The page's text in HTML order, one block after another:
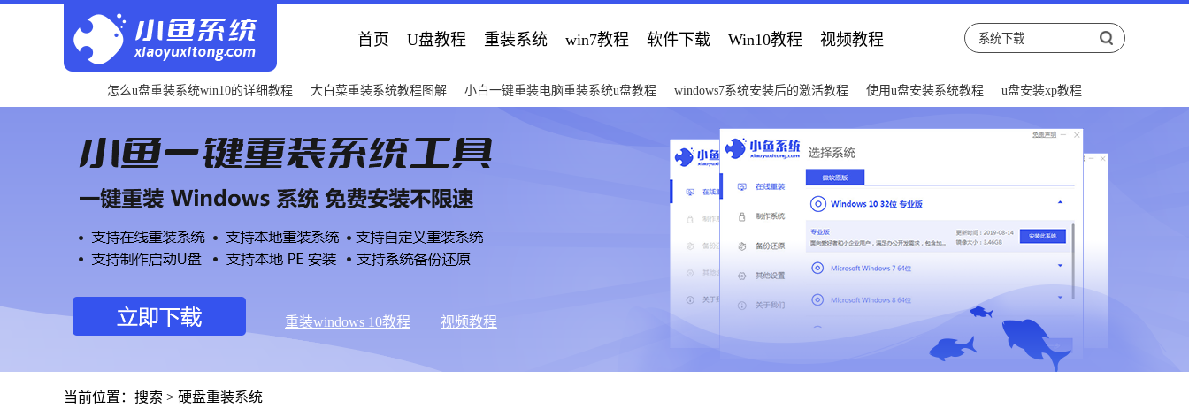
首页 U盘教程 重装系统 win7教程 软件下载 Win10教程 视频教程
怎么u盘重装系统win10的详细教程 大白菜重装系统教程图解 小白一键重装电脑重装系统u盘教程 windows7系统安装后的激活教程 使用u盘安装系统教程 u盘安装xp教程
重装windows 10教程 视频教程
当前位置：搜索 > 硬盘重装系统